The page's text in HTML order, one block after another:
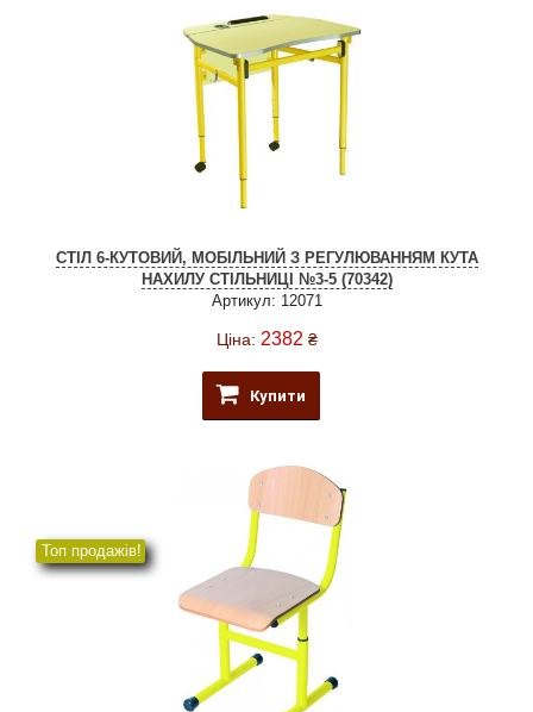
СТІЛ 6-КУТОВИЙ, МОБІЛЬНИЙ З РЕГУЛЮВАННЯМ КУТА
НАХИЛУ СТІЛЬНИЦІ №3-5 (70342)
Артикул: 12071
Ціна: 2382 ₴
Купити
Топ продажів!